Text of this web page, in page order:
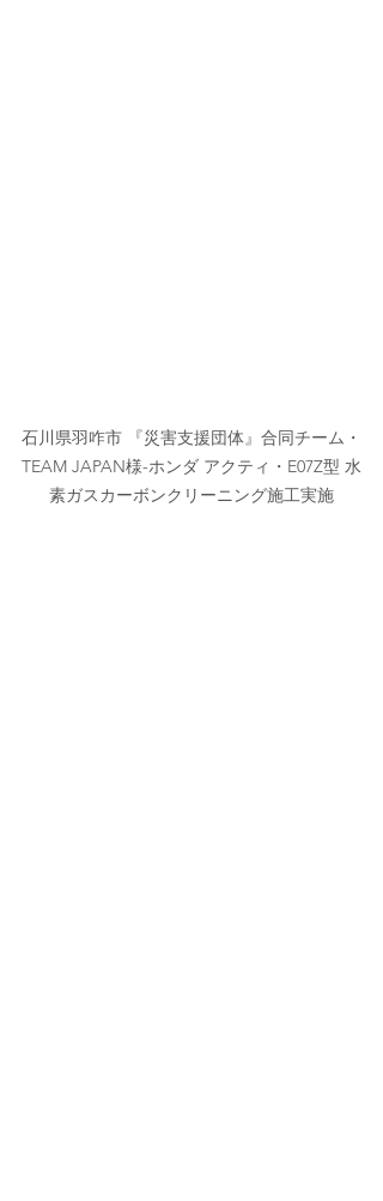
石川県羽咋市 『災害支援団体』合同チーム・
TEAM JAPAN様-ホンダ アクティ・E07Z型 水
素ガスカーボンクリーニング施工実施